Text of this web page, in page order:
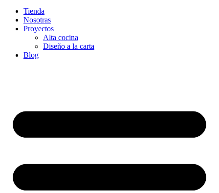
Tienda
Nosotras
Proyectos
Alta cocina
Diseño a la carta
Blog